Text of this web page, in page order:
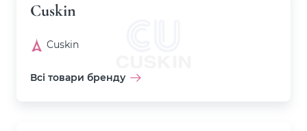
Cuskin
Cuskin
Всі товари бренду